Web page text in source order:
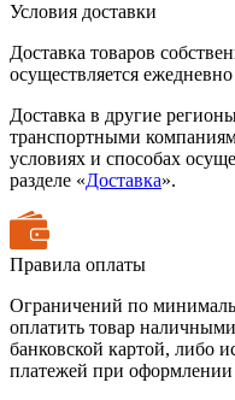
Условия доставки
Доставка товаров
осуществляется
Доставка в другие
транспортными
условиях и способах
разделе «Доставка».
Правила оплаты
Ограничений по
оплатить товар
банковской картой, либо
платежей при оформлении